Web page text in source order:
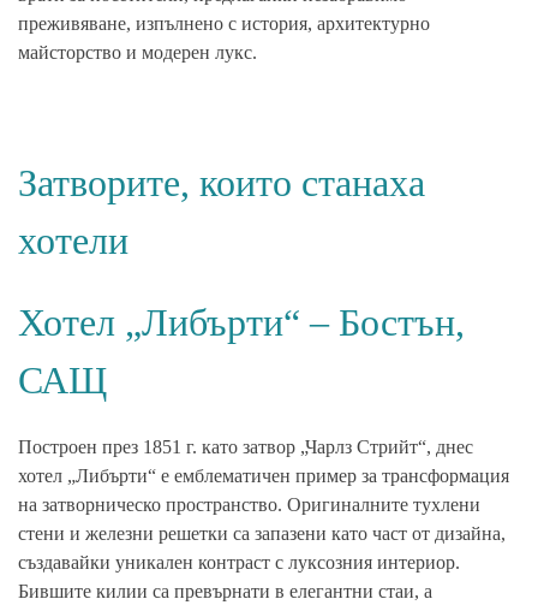
преживяване, изпълнено с история, архитектурно
майсторство и модерен лукс.
Затворите, които станаха
хотели
Хотел „Либърти“ – Бостън,
САЩ
Построен през 1851 г. като затвор „Чарлз Стрийт“, днес
хотел „Либърти“ е емблематичен пример за трансформация
на затворническо пространство. Оригиналните тухлени
стени и железни решетки са запазени като част от дизайна,
създавайки уникален контраст с луксозния интериор.
Бившите килии са превърнати в елегантни стаи, а